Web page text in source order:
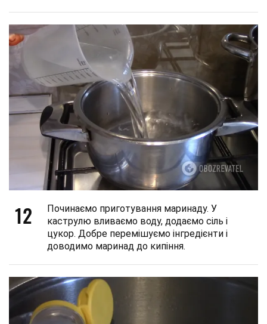
12
Починаємо приготування маринаду. У
каструлю вливаємо воду, додаємо сіль і
цукор. Добре перемішуємо інгредієнти і
доводимо маринад до кипіння.